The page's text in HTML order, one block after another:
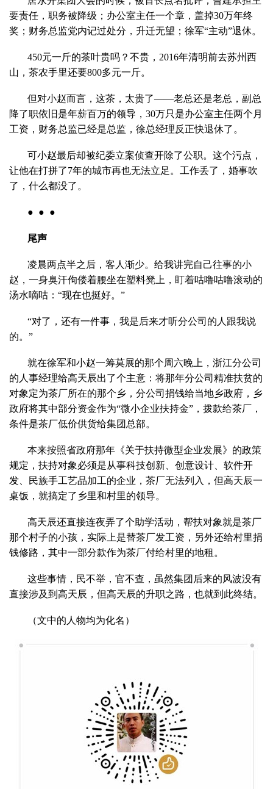
要责任，职务被降级；办公室主任一个章，盖掉30万年终
奖；财务总监党内记过处分，升迁无望；徐军“主动”退休。
450元一斤的茶叶贵吗？不贵，2016年清明前去苏州西
山，茶农手里还要800多元一斤。
但对小赵而言，这茶，太贵了——老总还是老总，副总
降了职依旧是年薪百万的领导，30万只是办公室主任两个月
工资，财务总监已经是总监，徐总经理反正快退休了。
可小赵最后却被纪委立案侦查开除了公职。这个污点，
让他在打拼了7年的城市再也无法立足。工作丢了，婚事吹
了，什么都没了。
● ● ●
尾声
凌晨两点半之后，客人渐少。给我讲完自己往事的小
赵，一身臭汗佝偻着腰坐在塑料凳上，盯着咕噜咕噜滚动的
汤水嘀咕：“现在也挺好。”
“对了，还有一件事，我是后来才听分公司的人跟我说
的。”
就在徐军和小赵一筹莫展的那个周六晚上，浙江分公司
的人事经理给高天辰出了个主意：将那年分公司精准扶贫的
对象定为茶厂所在的那个乡，分公司捐钱给当地乡政府，乡
政府将其中部分资金作为“微小企业扶持金”，拨款给茶厂，
条件是茶厂低价供货给集团总部。
本来按照省政府那年《关于扶持微型企业发展》的政策
规定，扶持对象必须是从事科技创新、创意设计、软件开
发、民族手工艺品加工的企业，茶厂无法列入，但高天辰一
桌饭，就搞定了乡里和村里的领导。
高天辰还直接连夜弄了个助学活动，帮扶对象就是茶厂
那个村子的小孩，实际上是替茶厂发工资，另外还给村里捐
钱修路，其中一部分款作为茶厂付给村里的地租。
这些事情，民不举，官不查，虽然集团后来的风波没有
直接涉及到高天辰，但高天辰的升职之路，也就到此终结。
（文中的人物均为化名）